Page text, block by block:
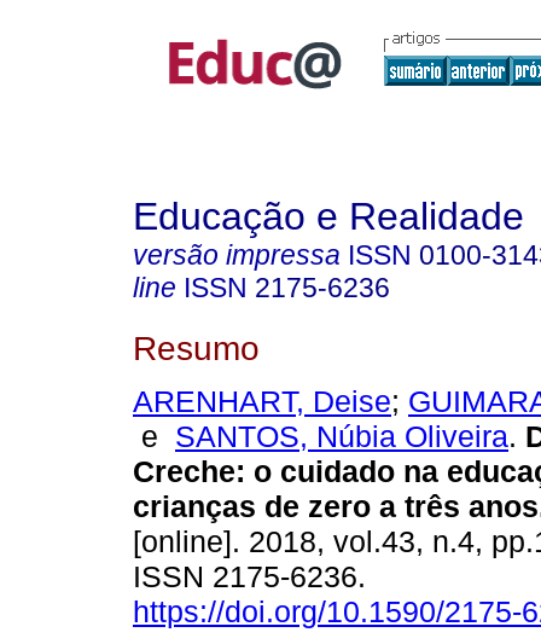
Educação e Realidade
versão impressa ISSN 0100-
line ISSN 2175-6236
Resumo
ARENHART, Deise;
e SANTOS, Núbia Oliveira.
Creche: o cuidado na
crianças de zero a três
[online]. 2018, vol.43, n.4,
ISSN 2175-6236.
https://doi.org/10.1590/2175-